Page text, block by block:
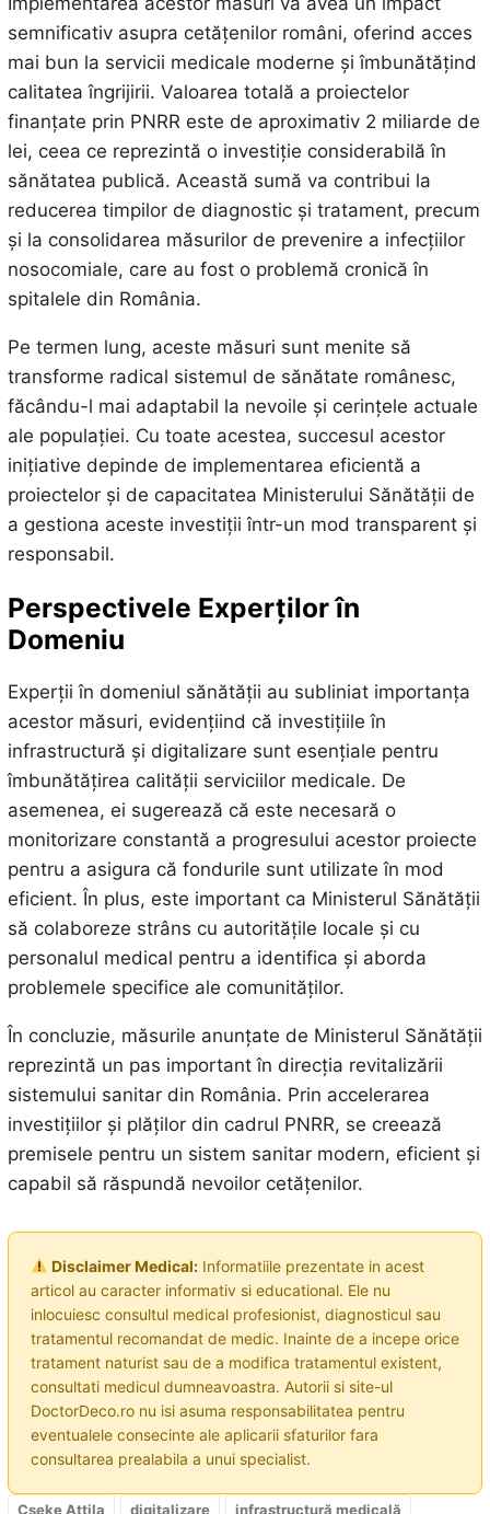
semnificativ asupra cetățenilor români, oferind acces
mai bun la servicii medicale moderne și îmbunătățind
calitatea îngrijirii. Valoarea totală a proiectelor
finanțate prin PNRR este de aproximativ 2 miliarde de
lei, ceea ce reprezintă o investiție considerabilă în
sănătatea publică. Această sumă va contribui la
reducerea timpilor de diagnostic și tratament, precum
și la consolidarea măsurilor de prevenire a infecțiilor
nosocomiale, care au fost o problemă cronică în
spitalele din România.
Pe termen lung, aceste măsuri sunt menite să
transforme radical sistemul de sănătate românesc,
făcându-l mai adaptabil la nevoile și cerințele actuale
ale populației. Cu toate acestea, succesul acestor
inițiative depinde de implementarea eficientă a
proiectelor și de capacitatea Ministerului Sănătății de
a gestiona aceste investiții într-un mod transparent și
responsabil.
Perspectivele Experților în
Domeniu
Experții în domeniul sănătății au subliniat importanța
acestor măsuri, evidențiind că investițiile în
infrastructură și digitalizare sunt esențiale pentru
îmbunătățirea calității serviciilor medicale. De
asemenea, ei sugerează că este necesară o
monitorizare constantă a progresului acestor proiecte
pentru a asigura că fondurile sunt utilizate în mod
eficient. În plus, este important ca Ministerul Sănătății
să colaboreze strâns cu autoritățile locale și cu
personalul medical pentru a identifica și aborda
problemele specifice ale comunităților.
În concluzie, măsurile anunțate de Ministerul Sănătății
reprezintă un pas important în direcția revitalizării
sistemului sanitar din România. Prin accelerarea
investițiilor și plăților din cadrul PNRR, se creează
premisele pentru un sistem sanitar modern, eficient și
capabil să răspundă nevoilor cetățenilor.
Disclaimer Medical:Informatiile prezentate in acest
articol au caracter informativ si educational. Ele nu
inlocuiesc consultul medical profesionist, diagnosticul sau
tratamentul recomandat de medic. Inainte de a incepe orice
tratament naturist sau de a modifica tratamentul existent,
consultati medicul dumneavoastra. Autorii si site-ul
DoctorDeco.ro nu isi asuma responsabilitatea pentru
eventualele consecinte ale aplicarii sfaturilor fara
consultarea prealabila a unui specialist.
Cseke Attila digitalizare
infrastructură medicală